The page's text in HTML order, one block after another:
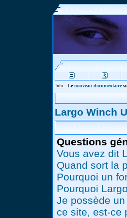
Info : Lenouveau documentaire
Largo Winch
Questions
Vous avez dit
Quand sort la
Pourquoi un
Pourquoi
Je possède
ce site, est-ce